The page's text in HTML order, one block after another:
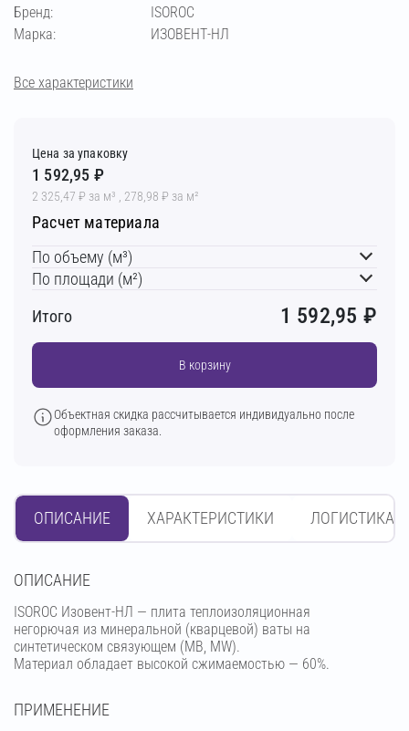
Бренд:
ISOROC
Марка:
ИЗОВЕНТ-НЛ
Все характеристики
Цена за упаковку
1 592,95 ₽
2 325,47 ₽ за м³ , 278,98 ₽ за м²
Расчет материала
По объему (м³)
По площади (м²)
Итого
1 592,95 ₽
В корзину
Объектная скидка рассчитывается индивидуально после
оформления заказа.
ОПИСАНИЕ ХАРАКТЕРИСТИКИ ЛОГИСТИКА
OПИСАНИЕ
ISOROC Изовент-НЛ — плита теплоизоляционная
негорючая из минеральной (кварцевой) ваты на
синтетическом связующем (МВ, MW).
Материал обладает высокой сжимаемостью — 60%.
ПРИМЕНЕНИЕ